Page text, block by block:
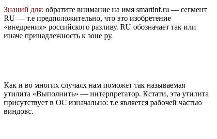
Знаний для: обратите внимание на имя smartinf.ru — сегмент
RU — т.е предположительно, что это изобретение
«внедрения» российского разливу. RU обозначает так или
иначе принадлежность к зоне ру.
Как и во многих случаях нам поможет так называемая
утилита «Выполнить» — интерпретатор. Кстати, эта утилита
присутствует в ОС изначально: т.е является рабочей частью
виндовс.